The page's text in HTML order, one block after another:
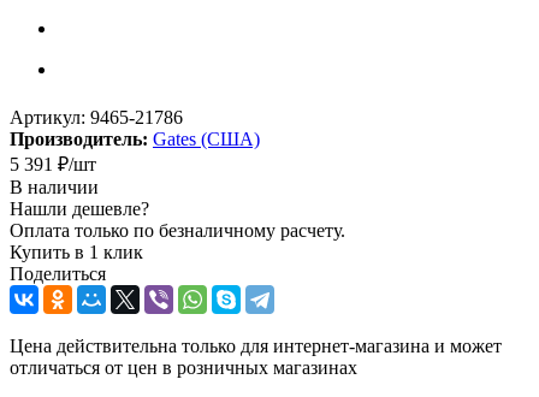
Артикул: 9465-21786
Производитель: Gates (США)
5 391 ₽/шт
В наличии
Нашли дешевле?
Оплата только по безналичному расчету.
Купить в 1 клик
Поделиться
Цена действительна только для интернет-магазина и может
отличаться от цен в розничных магазинах